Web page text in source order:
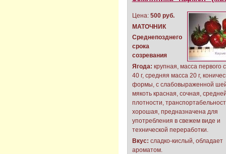
Цена: 500 руб.
МАТОЧНИК
Среднепозднего
срока
созревания
Ягода: крупная, масса первого
40 г, средняя масса 20 г,
формы, с слабовыраженной
мякоть красная, сочная,
плотности,
хорошая, предназначена для
употребления в свежем виде и
технической переработки.
Вкус: сладко-кислый, обладает
ароматом.